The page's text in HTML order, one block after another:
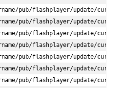
pub/flashplayer/update/
pub/flashplayer/update/
pub/flashplayer/update/
pub/flashplayer/update/
pub/flashplayer/update/
pub/flashplayer/update/
pub/flashplayer/update/